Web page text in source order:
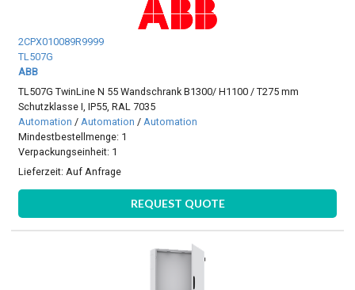
2CPX010089R9999
TL507G
ABB
TL507G TwinLine N 55 Wandschrank B1300/ H1100 / T275 mm
Schutzklasse I, IP55, RAL 7035
Automation /Automation /Automation
Mindestbestellmenge: 1
Verpackungseinheit: 1
Lieferzeit:Auf Anfrage
REQUEST QUOTE